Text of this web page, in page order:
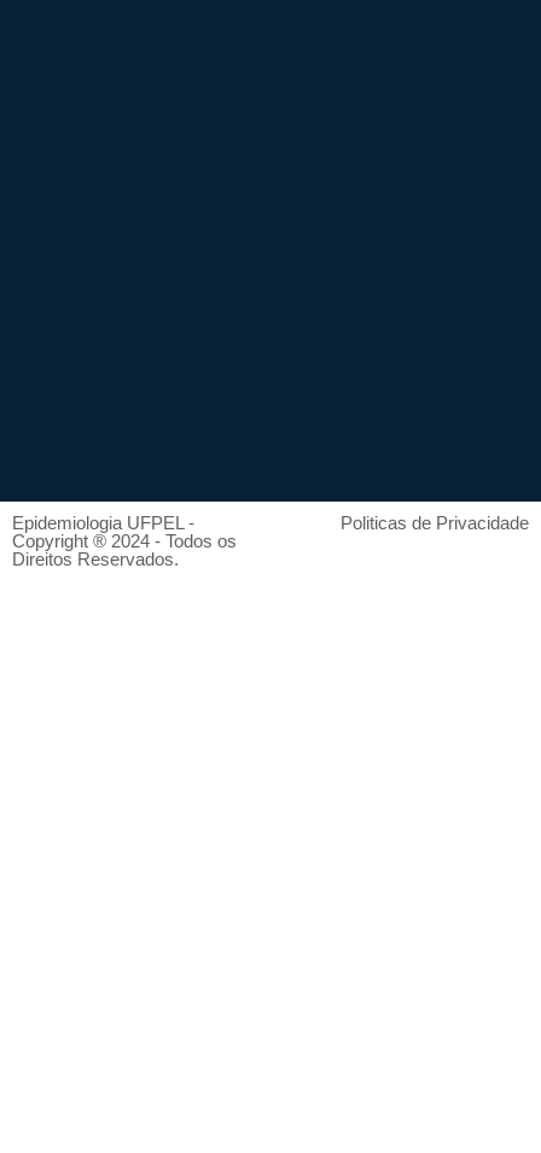
Epidemiologia UFPEL -
Copyright ® 2024 - Todos os
Direitos Reservados.
Politicas de Privacidade